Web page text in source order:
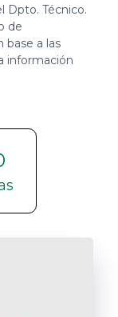
Dpto. Técnico.
de
base a las
información